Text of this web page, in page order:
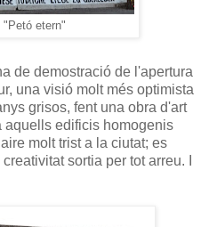
"Petó etern"
de demostració de l'apertura
una visió molt més optimista
grisos, fent una obra d'art
aquells edificis homogenis
molt trist a la ciutat; es
sortia per tot arreu. I